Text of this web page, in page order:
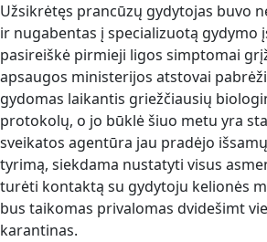
Užsikrėtęs prancūzų gydytojas buvo
ir nugabentas į specializuotą gydymo
pasireiškė pirmieji ligos simptomai
apsaugos ministerijos atstovai
gydomas laikantis griežčiausių
protokolų, o jo būklė šiuo metu yra
sveikatos agentūra jau pradėjo
tyrimą, siekdama nustatyti visus
turėti kontaktą su gydytoju kelionės
bus taikomas privalomas dvidešimt
karantinas.